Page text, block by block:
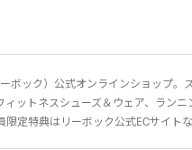
ボック）公式オンラインショップ
ィットネスシューズ＆ウェア、ラン
限定特典はリーボック公式ECサイトな